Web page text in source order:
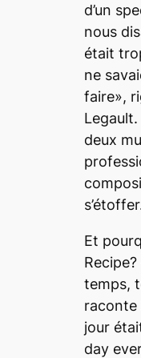
d’un
nous
était
ne
faire»,
Legault.
deux
Et
temps,
raconte
jour
day